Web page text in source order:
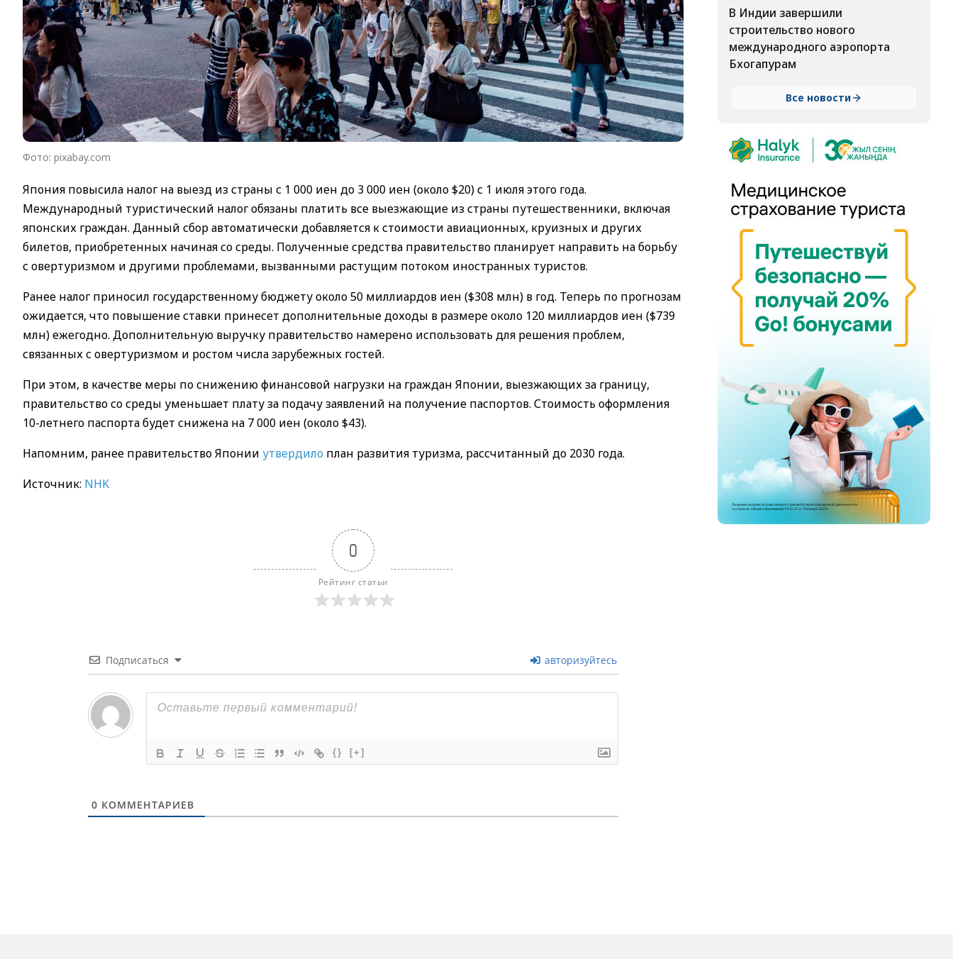
Фото: pixabay.com
Япония повысила налог на выезд из страны с 1 000 иен до 3 000 иен (около $20) с 1 июля этого года.
Международный туристический налог обязаны платить все выезжающие из страны путешественники, включая
японских граждан. Данный сбор автоматически добавляется к стоимости авиационных, круизных и других
билетов, приобретенных начиная со среды. Полученные средства правительство планирует направить на борьбу
с овертуризмом и другими проблемами, вызванными растущим потоком иностранных туристов.
Ранее налог приносил государственному бюджету около 50 миллиардов иен ($308 млн) в год. Теперь по прогнозам
ожидается, что повышение ставки принесет дополнительные доходы в размере около 120 миллиардов иен ($739
млн) ежегодно. Дополнительную выручку правительство намерено использовать для решения проблем,
связанных с овертуризмом и ростом числа зарубежных гостей.
При этом, в качестве меры по снижению финансовой нагрузки на граждан Японии, выезжающих за границу,
правительство со среды уменьшает плату за подачу заявлений на получение паспортов. Стоимость оформления
10-летнего паспорта будет снижена на 7 000 иен (около $43).
Напомним, ранее правительство Японии утвердило план развития туризма, рассчитанный до 2030 года.
Источник: NHK
0
Рейтинг статьи
Подписаться авторизуйтесь
{} [+]
0 КОММЕНТАРИЕВ
В Индии завершили
строительство нового
международного аэропорта
Бхогапурам
Все новости